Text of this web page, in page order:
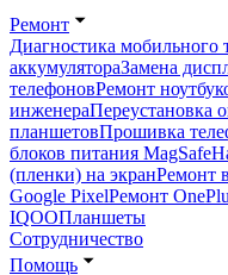
Ремонт
Диагностика мобильного
аккумулятораЗамена
телефоновРемонт
инженераПереустановка
планшетовПрошивка
блоков питания MagSafe
(пленки) на экранРемонт
Google PixelРемонт
IQOOПланшеты
Сотрудничество
Помощь